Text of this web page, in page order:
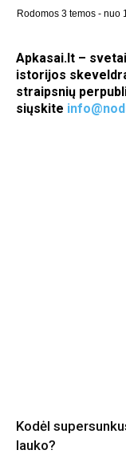
Rodomos 3 temos - nuo
Apkasai.lt –
istorijos
straipsnių
siųskite
Kodėl
lauko?